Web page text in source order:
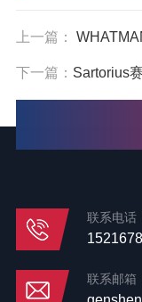
上一篇：
下一篇： Sartorius
联系电话
联系邮箱